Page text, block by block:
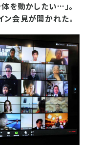
を動かしたい…」。
ン会見が開かれた。